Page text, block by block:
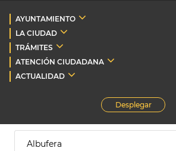
AYUNTAMIENTO
LA CIUDAD
TRÁMITES
ATENCIÓN CIUDADANA
ACTUALIDAD
Desplegar
Albufera